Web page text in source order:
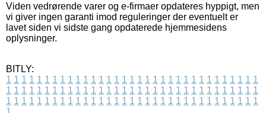
Viden vedrørende varer og e-firmaer opdateres hyppigt, men
vi giver ingen garanti imod reguleringer der eventuelt er
lavet siden vi sidste gang opdaterede hjemmesidens
oplysninger.
BITLY:
1 1 1 1 1 1 1 1 1 1 1 1 1 1 1 1 1 1 1 1 1 1 1 1 1 1 1 1 1 1 1 1 1
1 1 1 1 1 1 1 1 1 1 1 1 1 1 1 1 1 1 1 1 1 1 1 1 1 1 1 1 1 1 1 1 1
1 1 1 1 1 1 1 1 1 1 1 1 1 1 1 1 1 1 1 1 1 1 1 1 1 1 1 1 1 1 1 1 1